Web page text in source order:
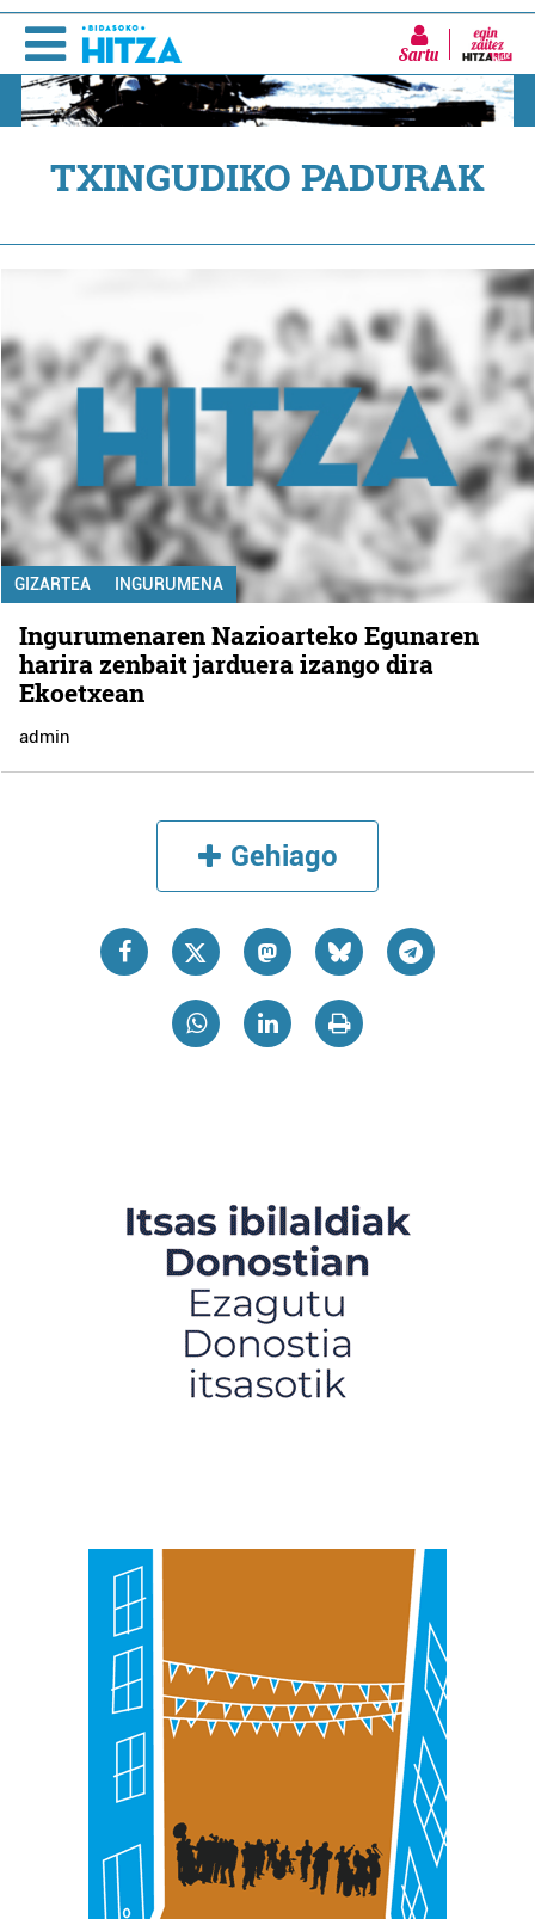
Sartu
TXINGUDIKO PADURAK
GIZARTEA INGURUMENA
Ingurumenaren Nazioarteko Egunaren
harira zenbait jarduera izango dira
Ekoetxean
admin
Gehiago